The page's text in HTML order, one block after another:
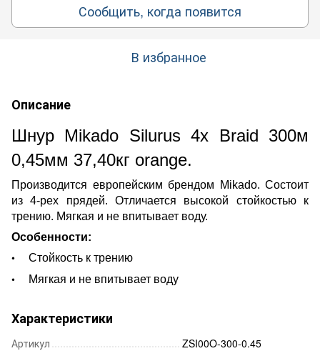
Сообщить, когда появится
В избранное
Описание
Шнур Mikado Silurus 4x Braid 300м
0,45мм 37,40кг orange.
Производится европейским брендом Mikado. Состоит
из 4-рех прядей. Отличается высокой стойкостью к
трению. Мягкая и не впитывает воду.
Особенности:
Стойкость к трению
Мягкая и не впитывает воду
Характеристики
Артикул
ZSI00O-300-0.45